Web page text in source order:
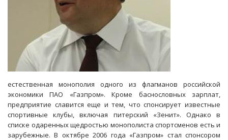
естественная монополия одного из флагманов российской
экономики ПАО «Газпром». Кроме баснословных зарплат,
предприятие славится еще и тем, что спонсирует известные
спортивные клубы, включая питерский «Зенит». Однако в
списке одаренных щедростью монополиста спортсменов есть и
зарубежные. В октябре 2006 года «Газпром» стал спонсором